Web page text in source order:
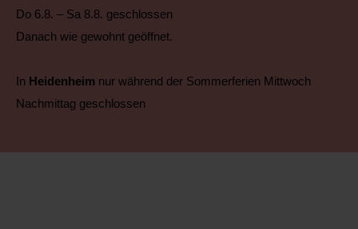
Do 6.8. – Sa 8.8. geschlossen
Danach wie gewohnt geöffnet.
In Heidenheim nur während der Sommerferien Mittwoch
Nachmittag geschlossen